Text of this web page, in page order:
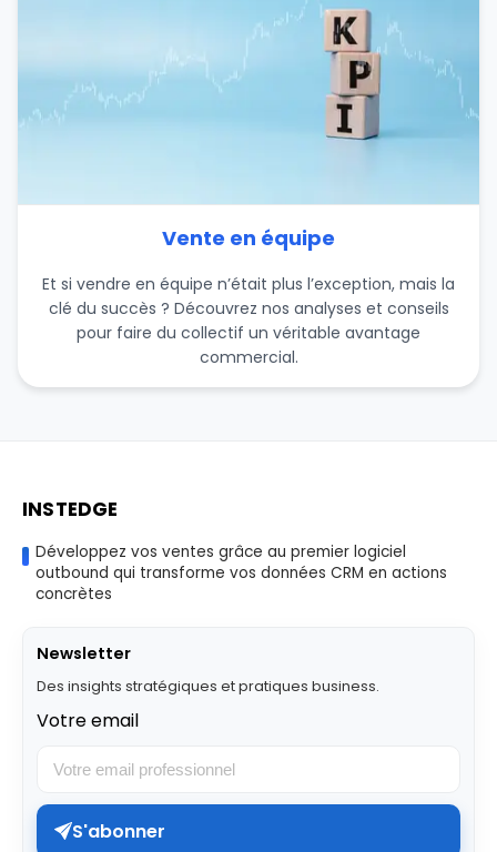
Vente en équipe
Et si vendre en équipe n’était plus l’exception, mais la
clé du succès ? Découvrez nos analyses et conseils
pour faire du collectif un véritable avantage
commercial.
INSTEDGE
Développez vos ventes grâce au premier logiciel
outbound qui transforme vos données CRM en actions
concrètes
Newsletter
Des insights stratégiques et pratiques business.
Votre email
S'abonner